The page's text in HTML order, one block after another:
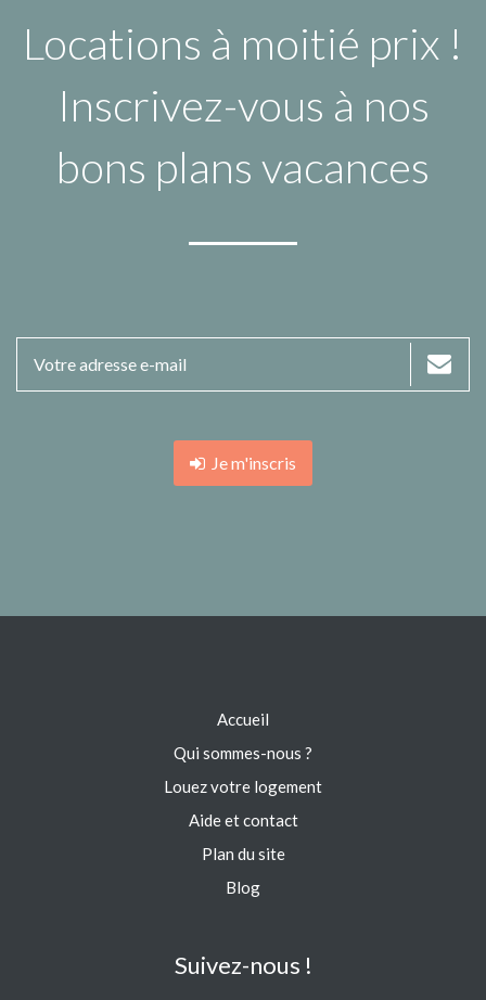
Locations à moitié prix !
Inscrivez-vous à nos
bons plans vacances
Je m'inscris
Accueil
Qui sommes-nous ?
Louez votre logement
Aide et contact
Plan du site
Blog
Suivez-nous !